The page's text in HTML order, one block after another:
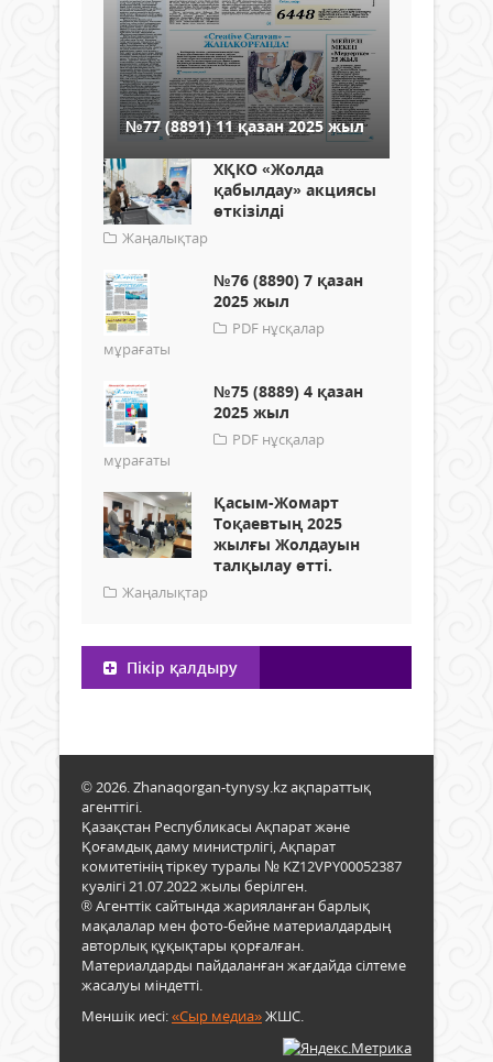
№77 (8891) 11 қазан 2025 жыл
ХҚКО «Жолда
қабылдау» акциясы
өткізілді
Жаңалықтар
№76 (8890) 7 қазан
2025 жыл
PDF нұсқалар
мұрағаты
№75 (8889) 4 қазан
2025 жыл
PDF нұсқалар
мұрағаты
Қасым-Жомарт
Тоқаевтың 2025
жылғы Жолдауын
талқылау өтті.
Жаңалықтар
Пікір қалдыру
© 2026. Zhanaqorgan-tynysy.kz ақпараттық
агенттігі.
Қазақстан Республикасы Ақпарат және
Қоғамдық даму министрлігі, Ақпарат
комитетінің тіркеу туралы № KZ12VPY00052387
куәлігі 21.07.2022 жылы берілген.
® Агенттік сайтында жарияланған барлық
мақалалар мен фото-бейне материалдардың
авторлық құқықтары қорғалған.
Материалдарды пайдаланған жағдайда сілтеме
жасалуы міндетті.
Меншік иесі:«Сыр медиа»ЖШС.